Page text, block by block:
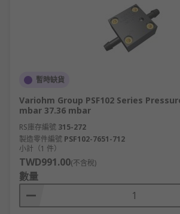
暫時缺貨
Variohm Group PSF102 Series
mbar 37.36 mbar
RS庫存編號 315-272
製造零件編號 PSF102-7651-712
小計（1 件）
TWD991.00(不含稅)
數量